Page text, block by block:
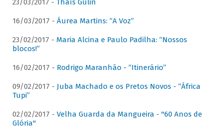
23/03/2017 - Thaís Gulin
16/03/2017 - Áurea Martins: “A Voz”
23/02/2017 - Maria Alcina e Paulo Padilha: “Nossos
blocos!”
16/02/2017 - Rodrigo Maranhão - “Itinerário”
09/02/2017 - Juba Machado e os Pretos Novos - “África
Tupi”
02/02/2017 - Velha Guarda da Mangueira - "60 Anos de
Glória"